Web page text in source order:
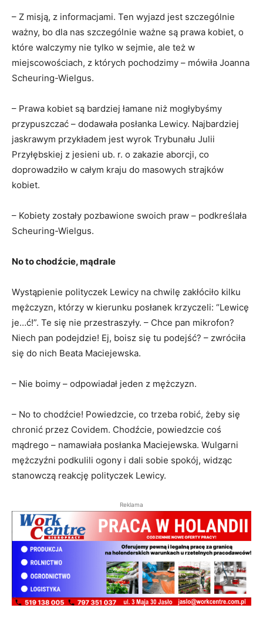
– Z misją, z informacjami. Ten wyjazd jest szczególnie
ważny, bo dla nas szczególnie ważne są prawa kobiet, o
które walczymy nie tylko w sejmie, ale też w
miejscowościach, z których pochodzimy – mówiła Joanna
Scheuring-Wielgus.
– Prawa kobiet są bardziej łamane niż mogłybyśmy
przypuszczać – dodawała posłanka Lewicy. Najbardziej
jaskrawym przykładem jest wyrok Trybunału Julii
Przyłębskiej z jesieni ub. r. o zakazie aborcji, co
doprowadziło w całym kraju do masowych strajków
kobiet.
– Kobiety zostały pozbawione swoich praw – podkreślała
Scheuring-Wielgus.
No to chodźcie, mądrale
Wystąpienie polityczek Lewicy na chwilę zakłóciło kilku
mężczyzn, którzy w kierunku posłanek krzyczeli: “Lewicę
je…ć!”. Te się nie przestraszyły. – Chce pan mikrofon?
Niech pan podejdzie! Ej, boisz się tu podejść? – zwróciła
się do nich Beata Maciejewska.
– Nie boimy – odpowiadał jeden z mężczyzn.
– No to chodźcie! Powiedzcie, co trzeba robić, żeby się
chronić przez Covidem. Chodźcie, powiedzcie coś
mądrego – namawiała posłanka Maciejewska. Wulgarni
mężczyźni podkulili ogony i dali sobie spokój, widząc
stanowczą reakcję polityczek Lewicy.
Reklama